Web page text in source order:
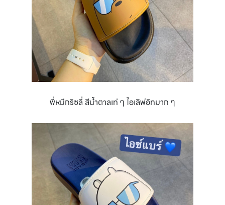
พี่หมีกริซลี่ สีน้ำตาลเท่ ๆ ไอเลิฟอิทมาก ๆ